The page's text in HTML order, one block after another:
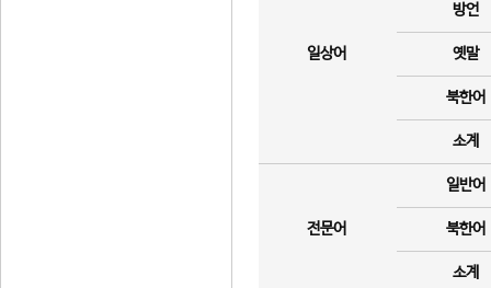
일상어
방언
옛말
북한어
소계
전문어
일반어
북한어
소계